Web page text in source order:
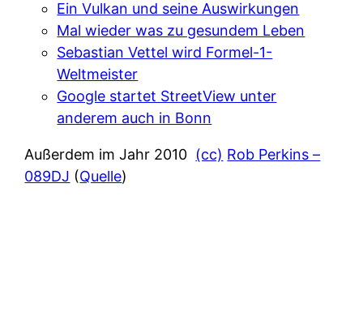
Ein Vulkan und seine Auswirkungen
Mal wieder was zu gesundem Leben
Sebastian Vettel wird Formel-1-
Weltmeister
Google startet StreetView unter
anderem auch in Bonn
Außerdem im Jahr 2010 (cc) Rob Perkins –
089DJ (Quelle)